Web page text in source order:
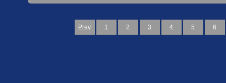
Prev 1 2 3 4 5 6